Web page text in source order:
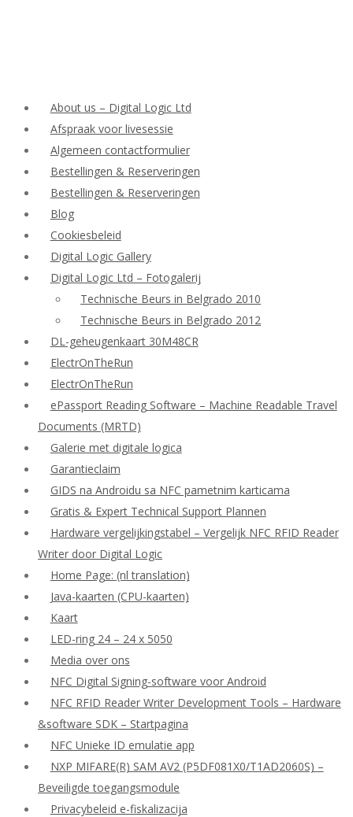
About us – Digital Logic Ltd
Afspraak voor livesessie
Algemeen contactformulier
Bestellingen & Reserveringen
Bestellingen & Reserveringen
Blog
Cookiesbeleid
Digital Logic Gallery
Digital Logic Ltd – Fotogalerij
Technische Beurs in Belgrado 2010
Technische Beurs in Belgrado 2012
DL-geheugenkaart 30M48CR
ElectrOnTheRun
ElectrOnTheRun
ePassport Reading Software – Machine Readable Travel
Documents (MRTD)
Galerie met digitale logica
Garantieclaim
GIDS na Androidu sa NFC pametnim karticama
Gratis & Expert Technical Support Plannen
Hardware vergelijkingstabel – Vergelijk NFC RFID Reader
Writer door Digital Logic
Home Page: (nl translation)
Java-kaarten (CPU-kaarten)
Kaart
LED-ring 24 – 24 x 5050
Media over ons
NFC Digital Signing-software voor Android
NFC RFID Reader Writer Development Tools – Hardware
&software SDK – Startpagina
NFC Unieke ID emulatie app
NXP MIFARE(R) SAM AV2 (P5DF081X0/T1AD2060S) –
Beveiligde toegangsmodule
Privacybeleid e-fiskalizacija